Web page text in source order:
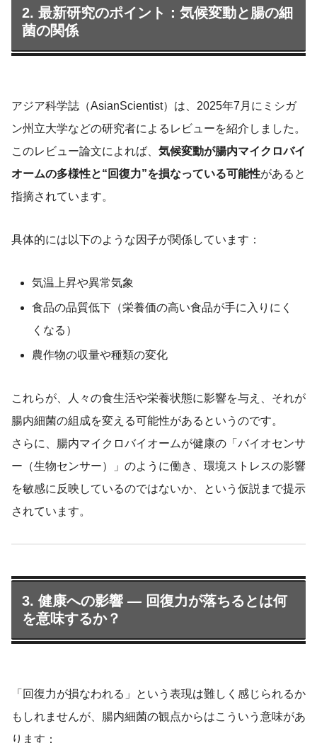
2. 最新研究のポイント：気候変動と腸の細
菌の関係
アジア科学誌（AsianScientist）は、2025年7月にミシガ
ン州立大学などの研究者によるレビューを紹介しました。
このレビュー論文によれば、 気候変動が腸内マイクロバイ
オームの多様性と“回復力”を損なっている可能性があると
指摘されています。
具体的には以下のような因子が関係しています：
気温上昇や異常気象
食品の品質低下（栄養価の高い食品が手に入りにく
くなる）
農作物の収量や種類の変化
これらが、人々の食生活や栄養状態に影響を与え、それが
腸内細菌の組成を変える可能性があるというのです。
さらに、腸内マイクロバイオームが健康の「バイオセンサ
ー（生物センサー）」のように働き、環境ストレスの影響
を敏感に反映しているのではないか、という仮説まで提示
されています。
3. 健康への影響 — 回復力が落ちるとは何
を意味するか？
「回復力が損なわれる」という表現は難しく感じられるか
もしれませんが、腸内細菌の観点からはこういう意味があ
ります：